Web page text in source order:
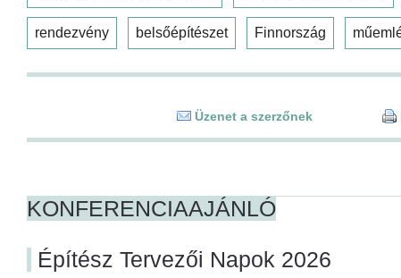
rendezvény belsőépítészet Finnország
Üzenet a szerzőnek
KONFERENCIAAJÁNLÓ
Építész Tervezői Napok 2026